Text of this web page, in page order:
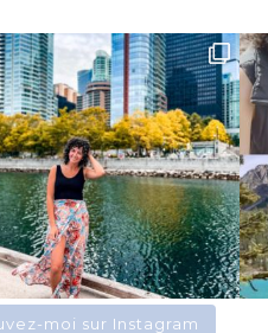
moi sur Instagram